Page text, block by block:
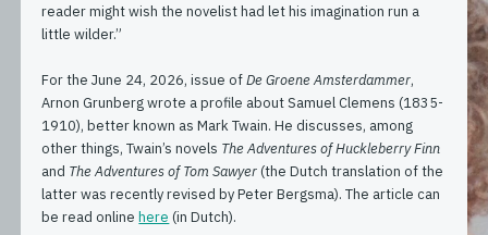
reader might wish the novelist had let his imagination run a
little wilder.”
For the June 24, 2026, issue ofDe Groene Amsterdammer,
Arnon Grunberg wrote a profile about Samuel Clemens (1835-
1910), better known as Mark Twain. He discusses, among
other things, Twain’s novels The Adventures of Huckleberry Finn
and The Adventures of Tom Sawyer (the Dutch translation of the
latter was recently revised by Peter Bergsma). The article can
be read onlinehere (in Dutch).